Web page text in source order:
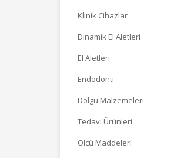
Klinik Cihazlar
Dinamik El Aletleri
El Aletleri
Endodonti
Dolgu Malzemeleri
Tedavi Ürünleri
Ölçü Maddeleri